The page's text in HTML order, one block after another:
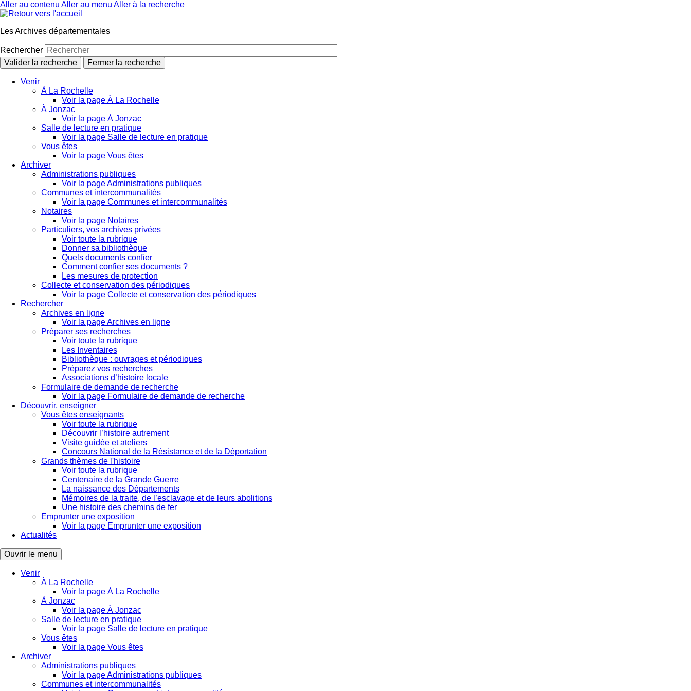
Aller au contenu Aller au menu Aller à la recherche
Les Archives départementales
Rechercher
Valider la recherche
Fermer la recherche
Venir
À La Rochelle
Voir la page À La Rochelle
À Jonzac
Voir la page À Jonzac
Salle de lecture en pratique
Voir la page Salle de lecture en pratique
Vous êtes
Voir la page Vous êtes
Archiver
Administrations publiques
Voir la page Administrations publiques
Communes et intercommunalités
Voir la page Communes et intercommunalités
Notaires
Voir la page Notaires
Particuliers, vos archives privées
Voir toute la rubrique
Donner sa bibliothèque
Quels documents confier
Comment confier ses documents ?
Les mesures de protection
Collecte et conservation des périodiques
Voir la page Collecte et conservation des périodiques
Rechercher
Archives en ligne
Voir la page Archives en ligne
Préparer ses recherches
Voir toute la rubrique
Les Inventaires
Bibliothèque : ouvrages et périodiques
Préparez vos recherches
Associations d’histoire locale
Formulaire de demande de recherche
Voir la page Formulaire de demande de recherche
Découvrir, enseigner
Vous êtes enseignants
Voir toute la rubrique
Découvrir l’histoire autrement
Visite guidée et ateliers
Concours National de la Résistance et de la Déportation
Grands thèmes de l'histoire
Voir toute la rubrique
Centenaire de la Grande Guerre
La naissance des Départements
Mémoires de la traite, de l’esclavage et de leurs abolitions
Une histoire des chemins de fer
Emprunter une exposition
Voir la page Emprunter une exposition
Actualités
Ouvrir le menu
Venir
À La Rochelle
Voir la page À La Rochelle
À Jonzac
Voir la page À Jonzac
Salle de lecture en pratique
Voir la page Salle de lecture en pratique
Vous êtes
Voir la page Vous êtes
Archiver
Administrations publiques
Voir la page Administrations publiques
Communes et intercommunalités